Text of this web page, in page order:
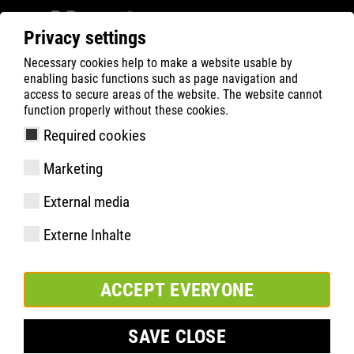
Privacy settings
Necessary cookies help to make a website usable by
enabling basic functions such as page navigation and
access to secure areas of the website. The website cannot
function properly without these cookies.
Required cookies
Marketing
External media
Externe Inhalte
ACCEPT EVERYONE
SAVE CLOSE
ATLAS Company
Inside
ATLAS Brasil visita Dortmund